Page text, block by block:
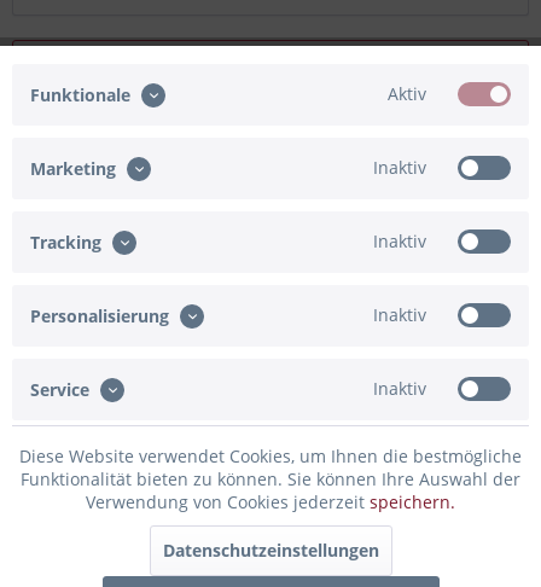
Eingabe fehlt
Konfiguration ist unvollständig - bitte prüfen!
Beschreibung
Erstelle deinen persönlich beschrifteten Herz-Folienballon
Details zum Ballon:...mehr
Funktionale Aktiv
Marketing Inaktiv
Tracking Inaktiv
Personalisierung Inaktiv
Service Inaktiv
Diese Website verwendet Cookies, um Ihnen die bestmögliche
Funktionalität bieten zu können. Sie können Ihre Auswahl der
Verwendung von Cookies jederzeit speichern.
Datenschutzeinstellungen